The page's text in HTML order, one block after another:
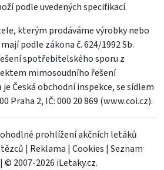
podle uvedených specifikací.
kterým prodáváme výrobky nebo
podle zákona č. 624/1992 Sb.
spotřebitelského sporu z
mimosoudního řešení
Česká obchodní inspekce, se sídlem
Praha 2, IČ: 000 20 869 (www.coi.cz).
prohlížení akčních letáků
| Reklama | Cookies | Seznam
| © 2007-2026 iLetaky.cz.